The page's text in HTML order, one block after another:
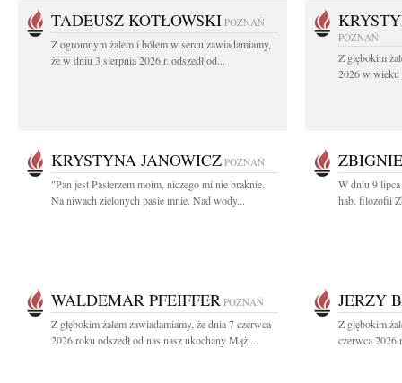
TADEUSZ KOTŁOWSKI POZNAŃ
Z ogromnym żalem i bólem w sercu zawiadamiamy,
że w dniu 3 sierpnia 2026 r. odszedł od...
POZNAŃ
Z głębokim
2026 w wieku
KRYSTYNA JANOWICZ POZNAŃ
"Pan jest Pasterzem moim, niczego mi nie braknie.
Na niwach zielonych pasie mnie. Nad wody...
W dniu 9
hab. filozofii
WALDEMAR PFEIFFER POZNAŃ
Z głębokim żalem zawiadamiamy, że dnia 7 czerwca
2026 roku odszedł od nas nasz ukochany Mąż,...
JERZY
Z głębokim
czerwca 2026